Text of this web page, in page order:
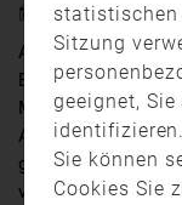
14. Januar
Am frühen
Bogenhausen
Mercedes
Autos in der
griff ein
versuchte so
statistischen
Sitzung
geeignet,
identifizieren.
Sie können
Cookies Sie